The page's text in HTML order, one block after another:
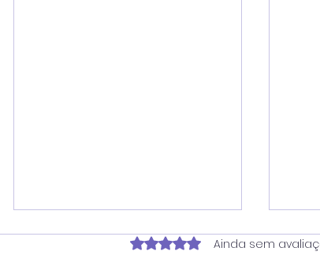
Avaliado com 0 de 5
Ainda sem